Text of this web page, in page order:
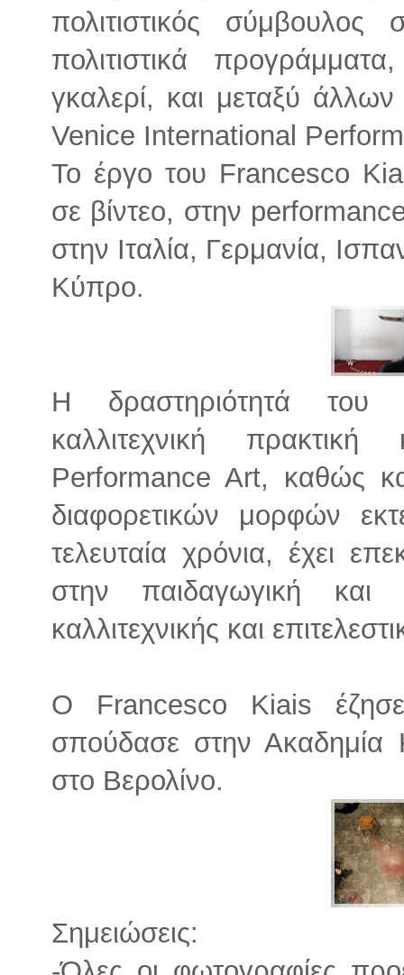
πολιτιστικός σύμβουλος
πολιτιστικά
γκαλερί, και μεταξύ
Venice International
Το έργο του Francesco
σε βίντεο, στην
στην Ιταλία, Γερμανία,
Κύπρο.
Η δραστηριότητά του
καλλιτεχνική
Performance Art, καθώς
διαφορετικών μορφών
τελευταία χρόνια, έχει
στην παιδαγωγική και
καλλιτεχνικής και
O Francesco Kiais
σπούδασε στην
στο Βερολίνο.
Σημειώσεις: